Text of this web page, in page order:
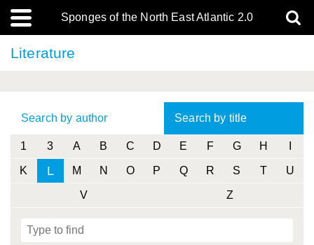
Sponges of the North East Atlantic 2.0
Literature
Search by author Search by title
1 3 A B C D E F G H
K L M N O P Q R S T U
V Z